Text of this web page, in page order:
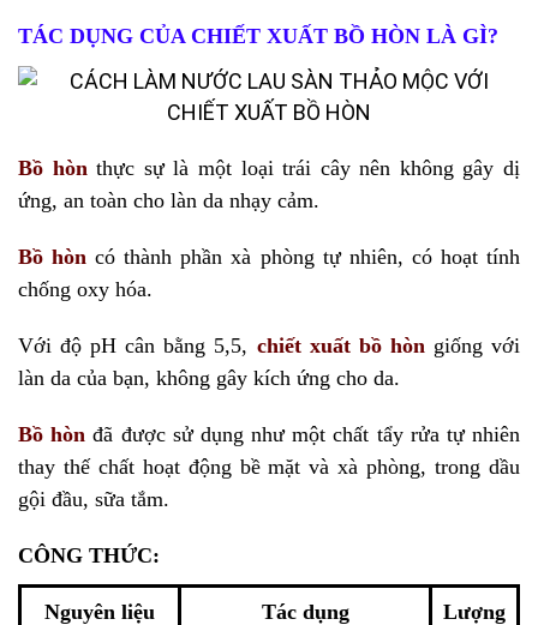
TÁC DỤNG CỦA CHIẾT XUẤT BỒ HÒN LÀ GÌ?
Bồ hòn thực sự là một loại trái cây nên không gây dị
ứng, an toàn cho làn da nhạy cảm.
Bồ hòn có thành phần xà phòng tự nhiên, có hoạt tính
chống oxy hóa.
Với độ pH cân bằng 5,5, chiết xuất bồ hòn giống với
làn da của bạn, không gây kích ứng cho da.
Bồ hòn đã được sử dụng như một chất tẩy rửa tự nhiên
thay thế chất hoạt động bề mặt và xà phòng, trong dầu
gội đầu, sữa tắm.
CÔNG THỨC:
Nguyên liệu Tác dụng
Lượng